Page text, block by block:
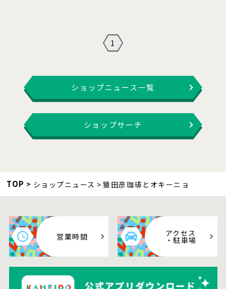
1
ショップニュース一覧
ショップサーチ
TOP ショップニュース 猿田彦珈琲とオキーニョ
営業時間 アクセス
・駐車場